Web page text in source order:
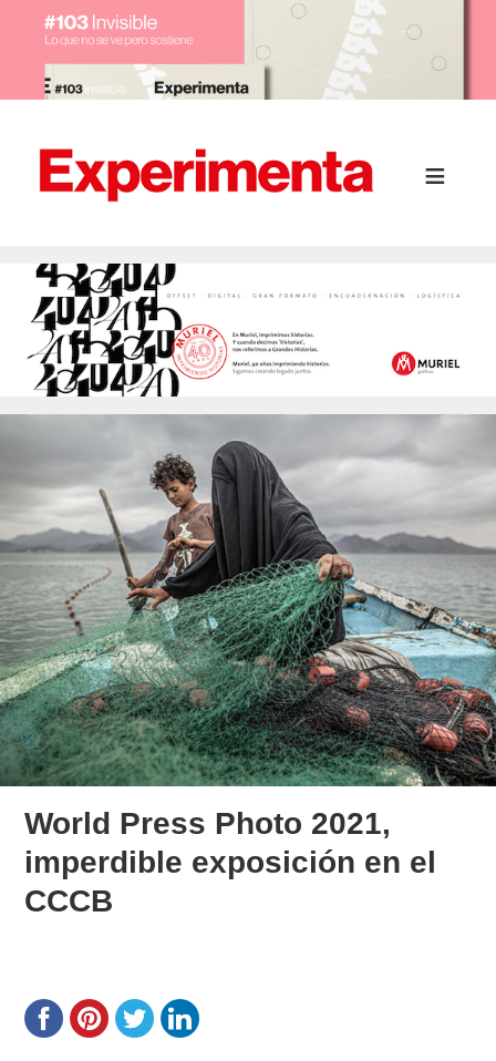
World Press Photo 2021,
imperdible exposición en el
CCCB